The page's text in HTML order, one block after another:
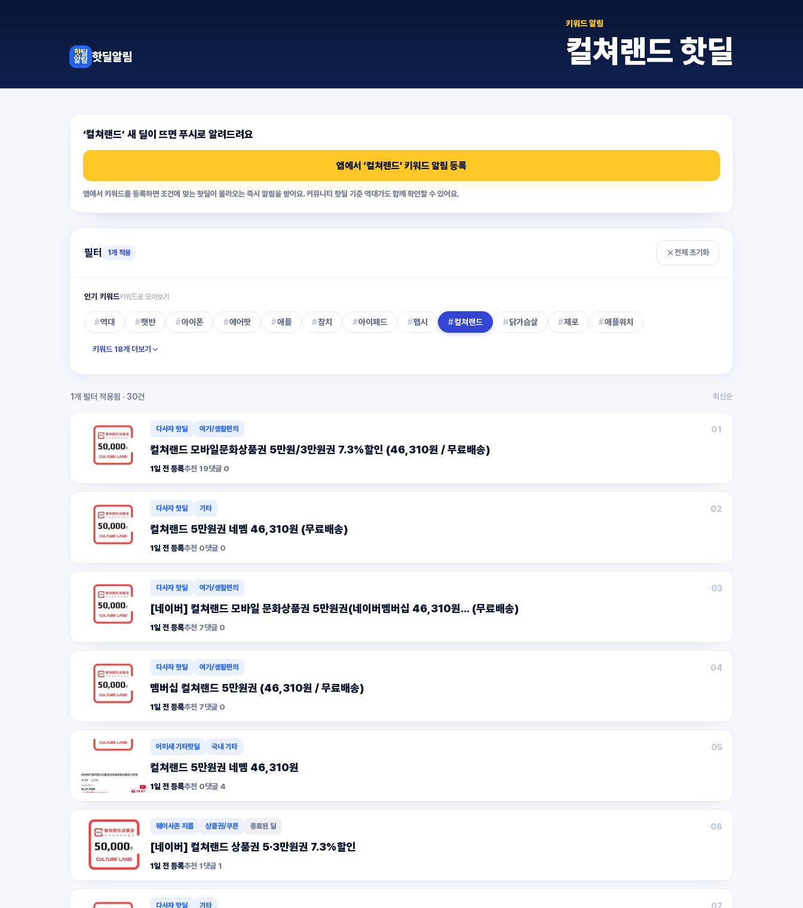
핫딜알림
키워드 알림
컬쳐랜드 핫딜
‘컬쳐랜드’ 새 딜이 뜨면 푸시로 알려드려요
앱에서 ‘컬쳐랜드’ 키워드 알림 등록
앱에서 키워드를 등록하면 조건에 맞는 핫딜이 올라오는 즉시 알림을 받아요. 커뮤니티 핫딜 기준 역대가도 함께 확인할 수 있어요.
필터 1개 적용 전체 초기화
인기 키워드키워드로 모아보기
#역대 #햇반 #아이폰 #에어팟 #애플 #참치 #아이패드 #펩시 #컬쳐랜드 #닭가슴살 #제로 #애플워치
키워드 18개 더보기
1개 필터 적용됨 · 30건 최신순
다사자 핫딜 여가/생활편의
컬쳐랜드 모바일문화상품권 5만원/3만원권 7.3%할인 (46,310원 / 무료배송)
1일 전 등록추천 19댓글 0
01
다사자 핫딜 기타
컬쳐랜드 5만원권 네멤 46,310원 (무료배송)
1일 전 등록추천 0댓글 0
02
다사자 핫딜 여가/생활편의
[네이버] 컬쳐랜드 모바일 문화상품권 5만원권(네이버멤버십 46,310원... (무료배송)
1일 전 등록추천 7댓글 0
03
다사자 핫딜 여가/생활편의
멤버십 컬쳐랜드 5만원권 (46,310원 / 무료배송)
1일 전 등록추천 7댓글 0
04
어미새 기타핫딜 국내 기타
컬쳐랜드 5만원권 네멤 46,310원
1일 전 등록추천 0댓글 4
05
퀘이사존 지름 상품권/쿠폰 종료된 딜
[네이버] 컬쳐랜드 상품권 5·3만원권 7.3%할인
1일 전 등록추천 1댓글 1
06
다사자 핫딜 기타